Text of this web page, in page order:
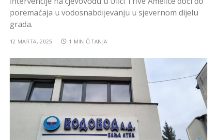
poremaćaja u vodosnabdijevanju u sjevernom dijelu
grada.
12 MARTA, 2025 1 MIN ČITANJA